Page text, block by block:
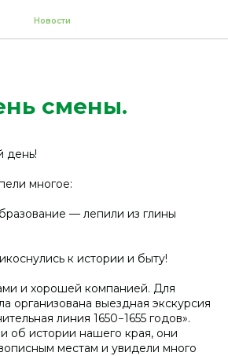
Новости
смены.
день!
многое:
— лепили из глины
к истории и быту!
и хорошей компанией. Для
организована выездная экскурсия
линия 1650−1655 годов».
об истории нашего края, они
местам и увидели много